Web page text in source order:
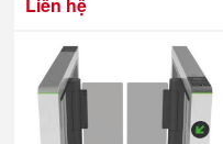
Liên hệ